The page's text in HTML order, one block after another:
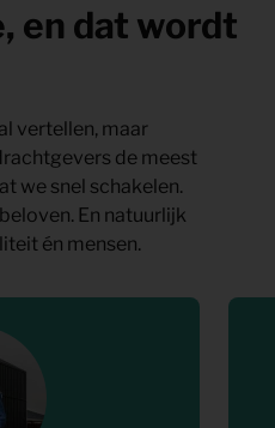
en dat wordt
vertellen, maar
de meest
we snel schakelen.
En natuurlijk
én mensen.